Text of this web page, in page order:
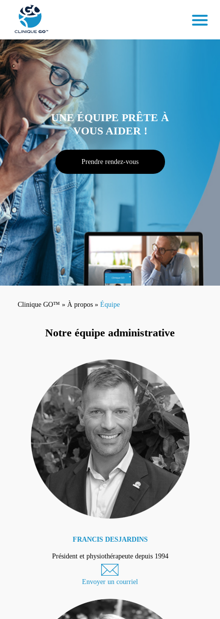
UNE ÉQUIPE PRÊTE À
VOUS AIDER !
Prendre rendez-vous
Clinique GO™ » À propos » Équipe
Notre équipe administrative
FRANCIS DESJARDINS
Président et physiothérapeute depuis 1994
Envoyer un courriel